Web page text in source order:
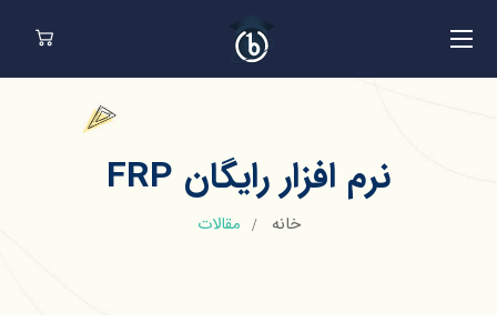
نرم افزار رایگان FRP
خانه مقالات